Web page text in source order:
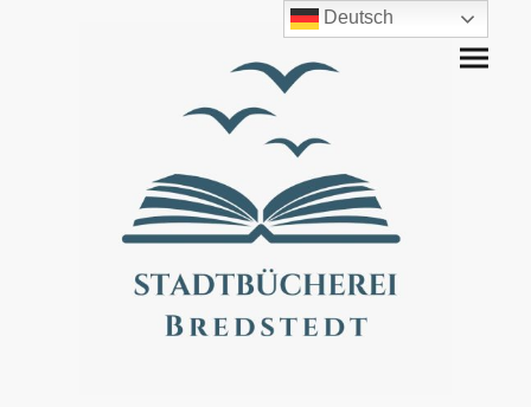
Deutsch